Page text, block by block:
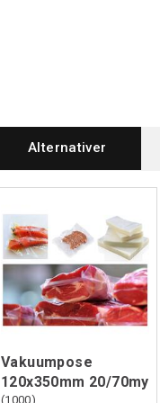
Alternativer
Vakuumpose
120x350mm 20/70my
(1000)